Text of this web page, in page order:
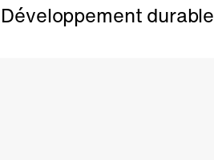
Développement durable